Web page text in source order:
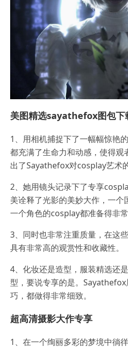
美图精选sayathefox图包下
1、用相机捕捉下了一幅幅惊艳
都充满了生命力和动感，使得观
出了Sayathefox对cosplay艺术
2、她用镜头记录下了专享
美诠释了光影的美妙大作，一
一个角色的cosplay都准备得非常
3、同时也非常注重质量，在这
具有非常高的观赏性和收藏性。
4、化妆还是造型，服装精选还
型，要说专享的是。
巧，都做得非常细致。
超高清摄影大作专享
1、在一个绚丽多彩的梦境中徜